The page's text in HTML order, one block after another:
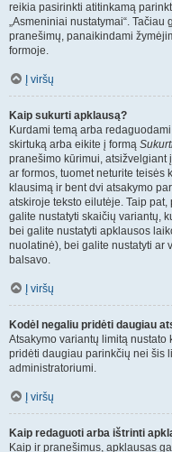
reikia pasirinkti atitinkamą
„Asmeniniai nustatymai“.
pranešimų, panaikindami
formoje.
Į viršų
Kaip sukurti apklausą?
Kurdami temą arba
skirtuką arba eikite į formą
pranešimo kūrimui, atsižvelgiant
ar formos, tuomet neturite teisės
klausimą ir bent dvi atsakymo
atskiroje teksto eilutėje. Taip
galite nustatyti skaičių variantų,
bei galite nustatyti apklausos
nuolatinė), bei galite nustatyti ar
balsavo.
Į viršų
Kodėl negaliu pridėti daugiau
Atsakymo variantų limitą
pridėti daugiau parinkčių nei šis
administratoriumi.
Į viršų
Kaip redaguoti arba ištrinti
Kaip ir pranešimus, apklausas